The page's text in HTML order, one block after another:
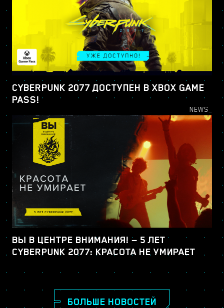
CYBERPUNK 2077 ДОСТУПЕН В XBOX GAME
PASS!
NEWS_
ВЫ В ЦЕНТРЕ ВНИМАНИЯ! — 5 ЛЕТ
CYBERPUNK 2077: КРАСОТА НЕ УМИРАЕТ
БОЛЬШЕ НОВОСТЕЙ